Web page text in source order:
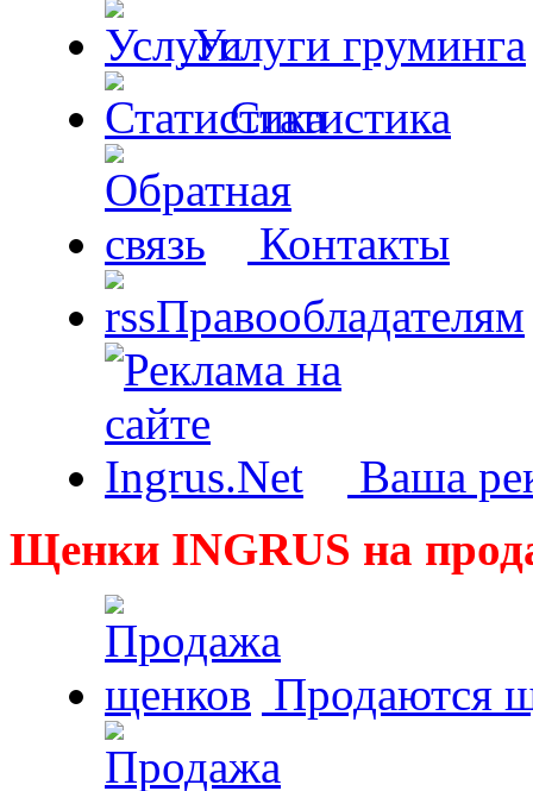
Услуги груминга
Статистика
Контакты
Правообладателям
Ваша
Щенки INGRUS на
Продаются